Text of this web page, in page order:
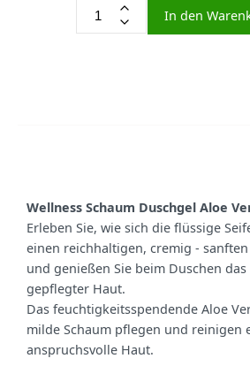
In den
Wellness Schaum Duschgel Aloe
Erleben Sie, wie sich die flüssige
einen reichhaltigen, cremig -
und genießen Sie beim Duschen
gepflegter Haut.
Das feuchtigkeitsspendende Aloe
milde Schaum pflegen und reinigen
anspruchsvolle Haut.